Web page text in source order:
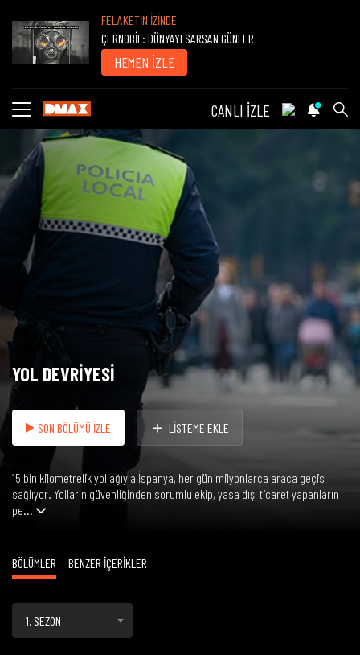
FELAKETİN İZİNDE
ÇERNOBİL: DÜNYAYI SARSAN GÜNLER
HEMEN İZLE
CANLI İZLE
YOL DEVRİYESİ
SON BÖLÜMÜ İZLE LİSTEME EKLE
15 bin kilometrelik yol ağıyla İspanya, her gün milyonlarca araca geçis
sağlıyor. Yolların güvenliğinden sorumlu ekip, yasa dışı ticaret yapanların
pe...
BÖLÜMLER BENZER İÇERİKLER
1. SEZON